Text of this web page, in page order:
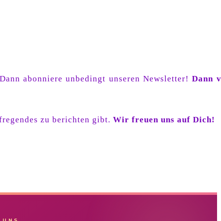
abonniere unbedingt unseren Newsletter!Dann
zu berichten gibt.Wir freuen uns auf Dich!